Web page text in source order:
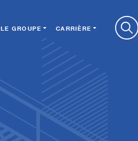
LE GROUPE CARRIÈRE